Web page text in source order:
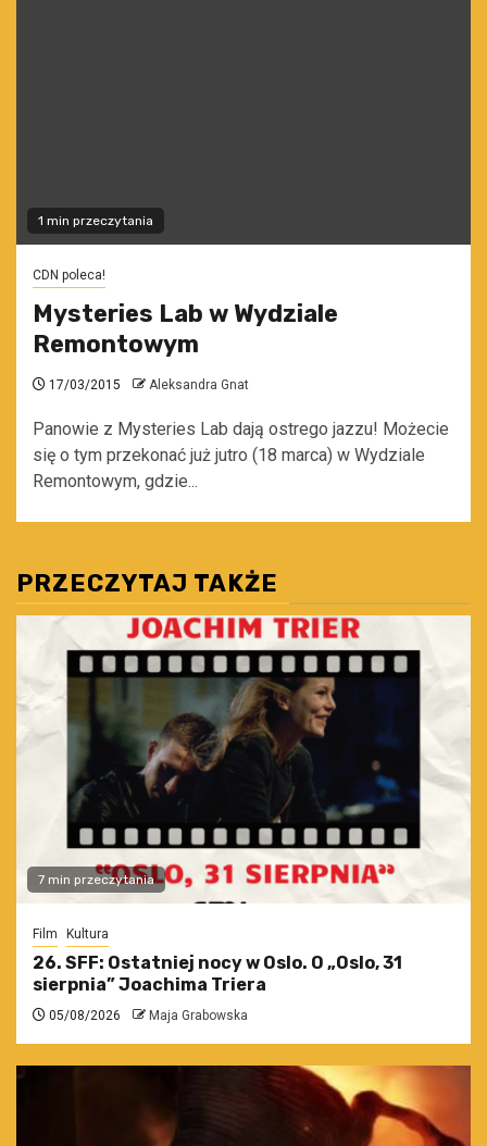
1 min przeczytania
CDN poleca!
Mysteries Lab w Wydziale
Remontowym
17/03/2015 Aleksandra Gnat
Panowie z Mysteries Lab dają ostrego jazzu! Możecie
się o tym przekonać już jutro (18 marca) w Wydziale
Remontowym, gdzie...
PRZECZYTAJ TAKŻE
7 min przeczytania
Film Kultura
26. SFF: Ostatniej nocy w Oslo. O „Oslo, 31
sierpnia” Joachima Triera
05/08/2026 Maja Grabowska